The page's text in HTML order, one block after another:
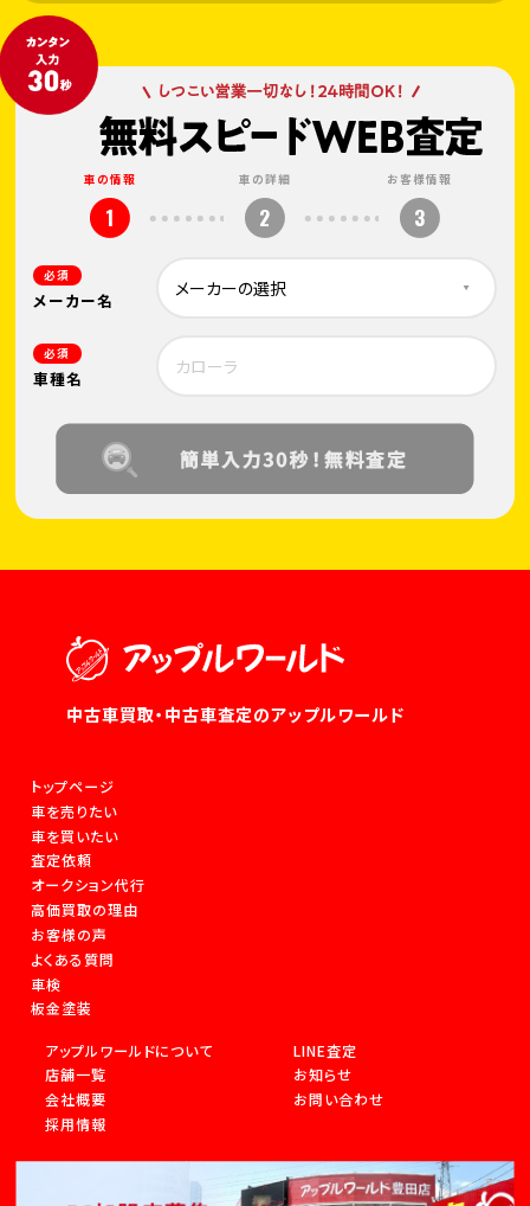
車の情報
1
車の詳細
2
お客様情報
3
必須
メーカー名
必須
車種名
中古車買取・中古車査定のアップルワールド
トップページ
車を売りたい
車を買いたい
査定依頼
オークション代行
高価買取の理由
お客様の声
よくある質問
車検
板金塗装
アップルワールドについて
店舗一覧
会社概要
採用情報
LINE査定
お知らせ
お問い合わせ